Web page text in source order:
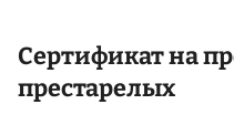
Сертификат на
престарелых